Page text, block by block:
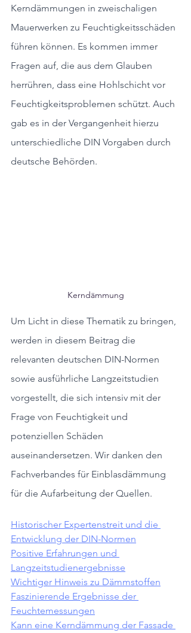
Kerndämmungen in zweischaligen
Mauerwerken zu Feuchtigkeitsschäden
führen können. Es kommen immer
Fragen auf, die aus dem Glauben
herrühren, dass eine Hohlschicht vor
Feuchtigkeitsproblemen schützt. Auch
gab es in der Vergangenheit hierzu
unterschiedliche DIN Vorgaben durch
deutsche Behörden.
Kerndämmung
Um Licht in diese Thematik zu bringen,
werden in diesem Beitrag die
relevanten deutschen DIN-Normen
sowie ausführliche Langzeitstudien
vorgestellt, die sich intensiv mit der
Frage von Feuchtigkeit und
potenziellen Schäden
auseinandersetzen. Wir danken den
Fachverbandes für Einblasdämmung
für die Aufarbeitung der Quellen.
Historischer Expertenstreit und die
Entwicklung der DIN-Normen
Positive Erfahrungen und
Langzeitstudienergebnisse
Wichtiger Hinweis zu Dämmstoffen
Faszinierende Ergebnisse der
Feuchtemessungen
Kann eine Kerndämmung der Fassade